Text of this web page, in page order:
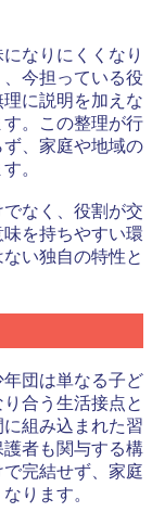
なりにくくなり
今担っている役
に説明を加えな
。この整理が行
、家庭や地域の
。
なく、役割が交
を持ちやすい環
い独自の特性と
団は単なる子ど
合う生活接点と
組み込まれた習
者も関与する構
完結せず、家庭
ります。